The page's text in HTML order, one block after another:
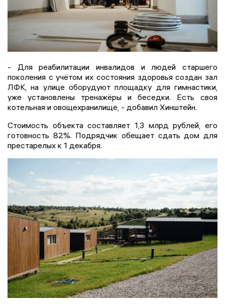
- Для реабилитации инвалидов и людей старшего
поколения с учётом их состояния здоровья создан зал
ЛФК, на улице оборудуют площадку для гимнастики,
уже установлены тренажёры и беседки. Есть своя
котельная и овощехранилище, - добавил Хинштейн.
Стоимость объекта составляет 1,3 млрд рублей, его
готовность 82%. Подрядчик обещает сдать дом для
престарелых к 1 декабря.